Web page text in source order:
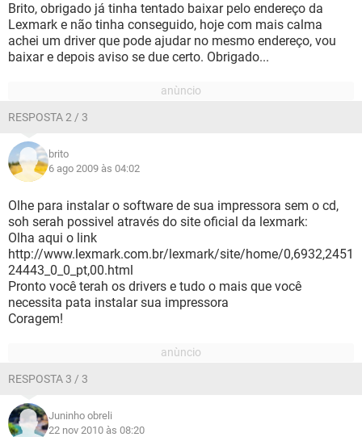
Brito, obrigado já tinha tentado baixar pelo endereço da
Lexmark e não tinha conseguido, hoje com mais calma
achei um driver que pode ajudar no mesmo endereço, vou
baixar e depois aviso se due certo. Obrigado...
RESPOSTA 2 / 3
brito
6 ago 2009 às 04:02
Olhe para instalar o software de sua impressora sem o cd,
soh serah possivel através do site oficial da lexmark:
Olha aqui o link
http://www.lexmark.com.br/lexmark/site/home/0,6932,2451
24443_0_0_pt,00.html
Pronto você terah os drivers e tudo o mais que você
necessita pata instalar sua impressora
Coragem!
RESPOSTA 3 / 3
Juninho obreli
22 nov 2010 às 08:20